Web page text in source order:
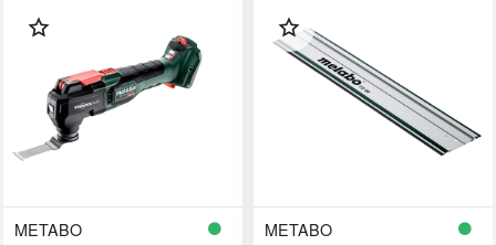
METABO METABO